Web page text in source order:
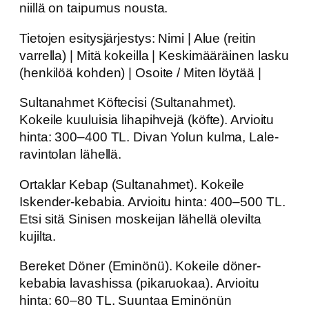
niillä on taipumus nousta.
Tietojen esitysjärjestys: Nimi | Alue (reitin
varrella) | Mitä kokeilla | Keskimääräinen lasku
(henkilöä kohden) | Osoite / Miten löytää |
Sultanahmet Köftecisi (Sultanahmet).
Kokeile kuuluisia lihapihvejä (köfte). Arvioitu
hinta: 300–400 TL. Divan Yolun kulma, Lale-
ravintolan lähellä.
Ortaklar Kebap (Sultanahmet). Kokeile
Iskender-kebabia. Arvioitu hinta: 400–500 TL.
Etsi sitä Sinisen moskeijan lähellä olevilta
kujilta.
Bereket Döner (Eminönü). Kokeile döner-
kebabia lavashissa (pikaruokaa). Arvioitu
hinta: 60–80 TL. Suuntaa Eminönün